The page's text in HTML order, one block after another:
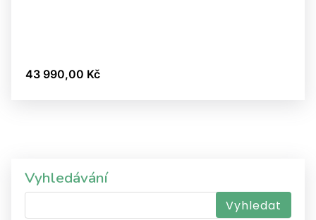
43 990,00 Kč
Vyhledávání